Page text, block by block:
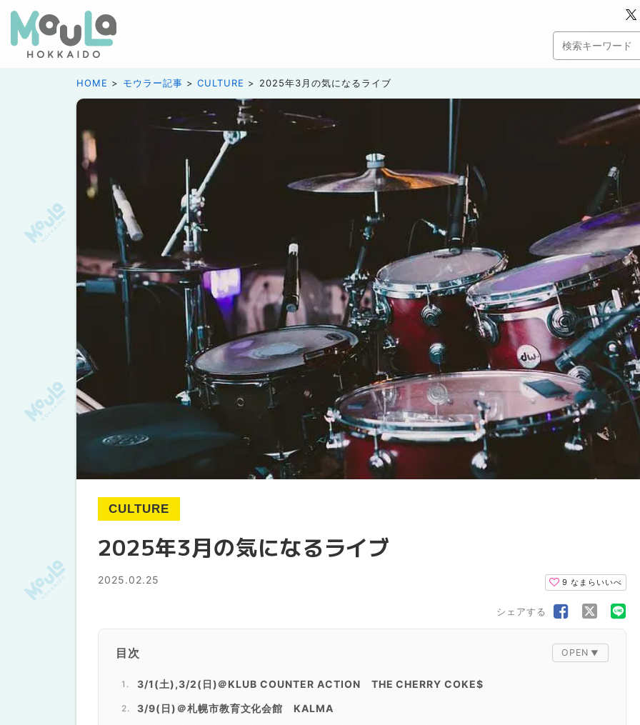
HOME モウラー記事 CULTURE 2025年3月の気になるライブ
CULTURE
2025年3月の気になるライブ
2025.02.25 9 なまらいいべ
シェアする
目次
3/1(土),3/2(日)＠KLUB COUNTER ACTION THE CHERRY COKE$
3/9(日)＠札幌市教育文化会館 KALMA